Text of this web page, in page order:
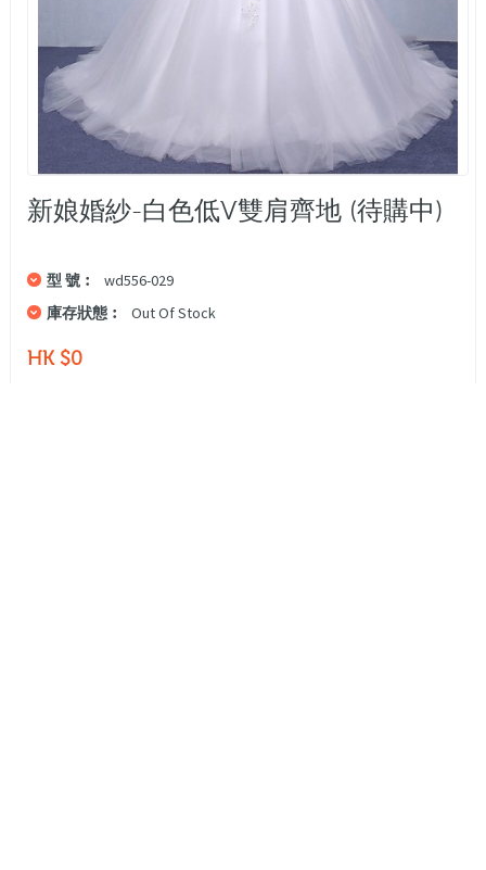
新娘婚紗-白色低V雙肩齊地 (待購中)
型 號︰
wd556-029
庫存狀態︰
Out Of Stock
HK $0